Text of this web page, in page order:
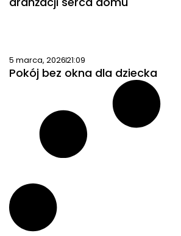
5 marca, 202621:09
Pokój bez okna dla dziecka